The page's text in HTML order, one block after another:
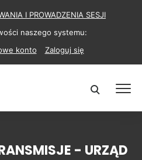
I PROWADZENIA SESJI
naszego systemu:
konto
Zaloguj się
- URZĄD